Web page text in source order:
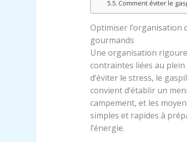
Comment éviter le
Optimiser l’organisation
gourmands
Une organisation
contraintes liées au
d’éviter le stress, le
convient d’établir un
campement, et les
simples et rapides à
l’énergie.